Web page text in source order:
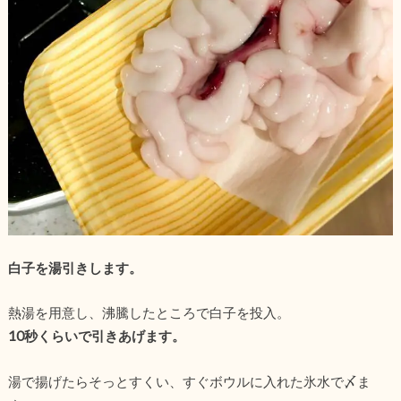
白子を湯引きします。
熱湯を用意し、沸騰したところで白子を投入。
10秒くらいで引きあげます。
湯で揚げたらそっとすくい、すぐボウルに入れた氷水で〆ま